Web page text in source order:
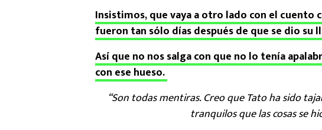
Insistimos, que vaya a otro lado con el cuento
fueron tan sólo días después de que se dio su
Así que no nos salga con que no lo tenía
con ese hueso.
“Son todas mentiras. Creo que Tato ha sido
tranquilos que las cosas se